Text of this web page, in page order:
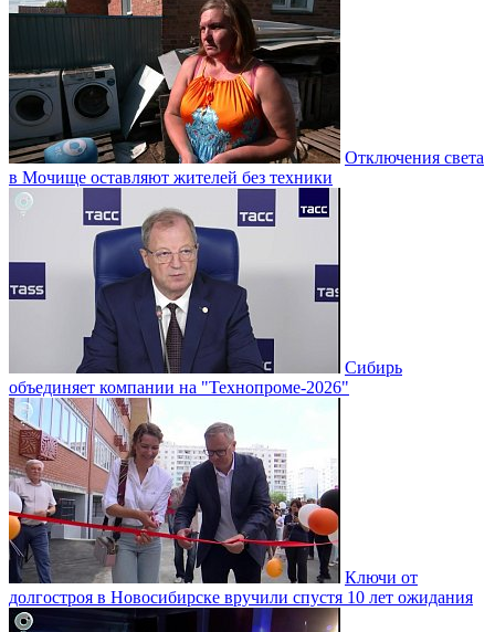
Отключения света
в Мочище оставляют жителей без техники
Сибирь
объединяет компании на "Технопроме-2026"
Ключи от
долгостроя в Новосибирске вручили спустя 10 лет ожидания